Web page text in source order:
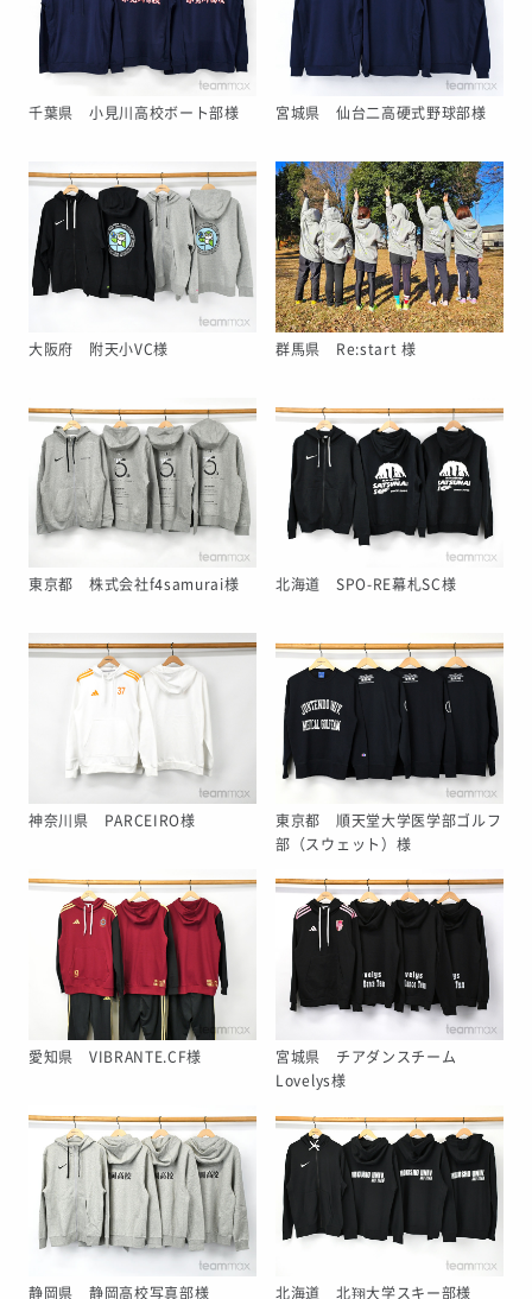
千葉県 小見川高校ボート部様 宮城県 仙台二高硬式野球部様
大阪府 附天小VC様 群馬県 Re:start 様
東京都 株式会社f4samurai様 北海道 SPO-RE幕札SC様
神奈川県 PARCEIRO様
東京都 順天堂大学医学部ゴルフ
部（スウェット）様
愛知県 VIBRANTE.CF様
宮城県 チアダンスチーム
Lovelys様
静岡県 静岡高校写真部様 北海道 北翔大学スキー部様